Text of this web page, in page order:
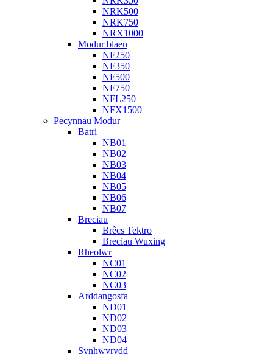
NRK500
NRK750
NRX1000
Modur blaen
NF250
NF350
NF500
NF750
NFL250
NFX1500
Pecynnau Modur
Batri
NB01
NB02
NB03
NB04
NB05
NB06
NB07
Breciau
Brêcs Tektro
Breciau Wuxing
Rheolwr
NC01
NC02
NC03
Arddangosfa
ND01
ND02
ND03
ND04
Synhwyrydd